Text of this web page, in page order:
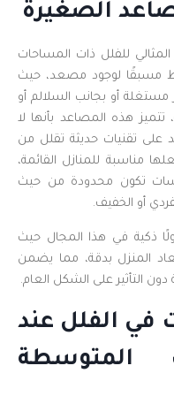
الصغيرة
للفلل ذات المساحات
مسبقًا لوجود مصعد، حيث
أو بجانب السلالم أو
هذه المصاعد بأنها لا
على تقنيات حديثة تقلل من
مناسبة للمنازل القائمة،
تكون محدودة من حيث
أو الخفيف.
ذكية في هذا المجال حيث
المنزل بدقة، مما يضمن
التأثير على الشكل العام.
في الفلل عند
المتوسطة